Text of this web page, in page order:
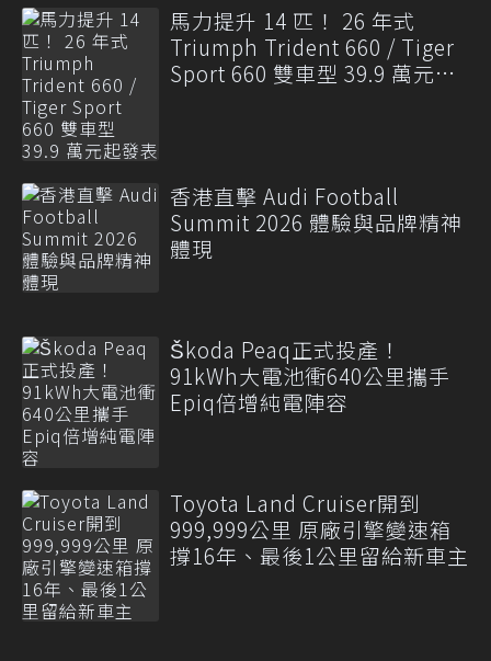
馬力提升 14 匹！ 26 年式
Triumph Trident 660 / Tiger
Sport 660 雙車型 39.9 萬元起
香港直擊 Audi Football
Summit 2026 體驗與品牌精神
體現
Škoda Peaq正式投產！
91kWh大電池衝640公里攜手
Epiq倍增純電陣容
Toyota Land Cruiser開到
999,999公里 原廠引擎變速箱
撐16年、最後1公里留給新車主